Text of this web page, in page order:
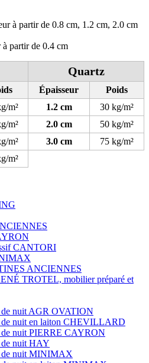
à partir de 0.8 cm, 1.2 cm, 2.0 cm
à partir de 0.4 cm
Quartz
Épaisseur
Poids
m² 1.2 cm
30 kg/m²
m² 2.0 cm
50 kg/m²
m² 3.0 cm
75 kg/m²
m²
CANTORI
ANCIENNES
TROTEL, mobilier préparé et
de nuit AGR OVATION
de nuit en laiton CHEVILLARD
de nuit PIERRE CAYRON
de nuit HAY
de nuit MINIMAX